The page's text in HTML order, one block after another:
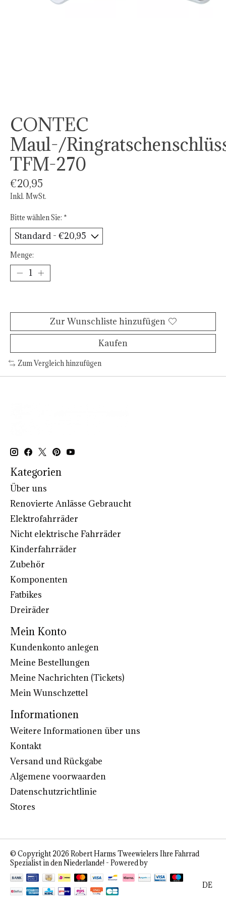
CONTEC
Maul-/
TFM-270
€20,95
Inkl. MwSt.
Bitte wählen Sie: *
Menge:
Zur Wunschliste hinzufügen
Kaufen
Zum Vergleich hinzufügen
Kategorien
Über uns
Renovierte Anlässe Gebraucht
Elektrofahrräder
Nicht elektrische Fahrräder
Kinderfahrräder
Zubehör
Komponenten
Fatbikes
Dreiräder
Mein Konto
Kundenkonto anlegen
Meine Bestellungen
Meine Nachrichten (Tickets)
Mein Wunschzettel
Informationen
Weitere Informationen über uns
Kontakt
Versand und Rückgabe
Algemene voorwaarden
Datenschutzrichtlinie
Stores
© Copyright 2026 Robert Harms Tweewielers Ihre Fahrrad
Spezialist in den Niederlande! - Powered by
DE